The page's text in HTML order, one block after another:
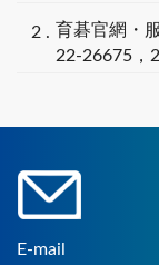
育碁官網・
22-26675，
E-mail